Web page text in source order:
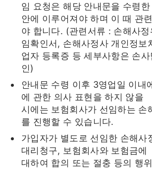
임 요청은 해당 안내문을 수령
안에 이루어져야 하며 이 때 관
야 합니다. (관련서류 : 손해사정
임확인서, 손해사정사 개인정보
업자 등록증 등 세부사항은 손
인)
안내문 수령 이후 3영업일 이내
에 관한 의사 표현을 하지 않을
시에는 보험회사가 선임하는 손
를 진행할 수 있습니다.
가입자가 별도로 선임한 손해사
대리청구, 보험회사와 보험금에
대하여 합의 또는 절충 등의 행